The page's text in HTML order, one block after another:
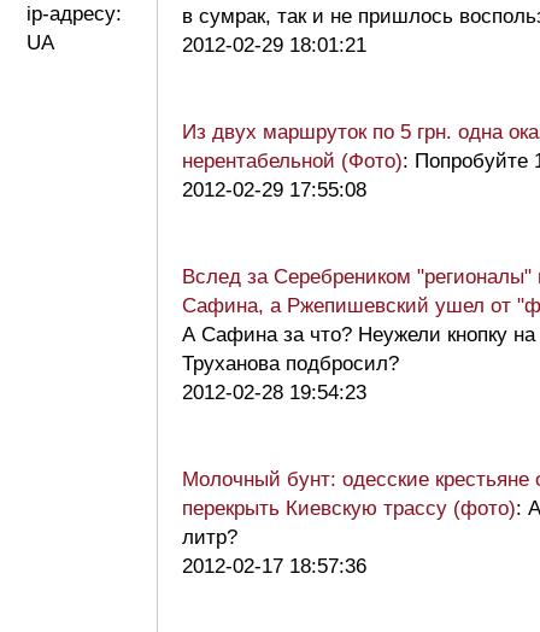
ip-адресу:
UA
в сумрак, так и не пришлось
2012-02-29 18:01:21
Из двух маршруток по 5 грн. одна
нерентабельной (Фото): Попробуйте
2012-02-29 17:55:08
Вслед за Серебреником "регионалы"
Сафина, а Ржепишевский ушел от
А Сафина за что? Неужели кнопку на
Труханова подбросил?
2012-02-28 19:54:23
Молочный бунт: одесские
перекрыть Киевскую трассу (фото):
литр?
2012-02-17 18:57:36